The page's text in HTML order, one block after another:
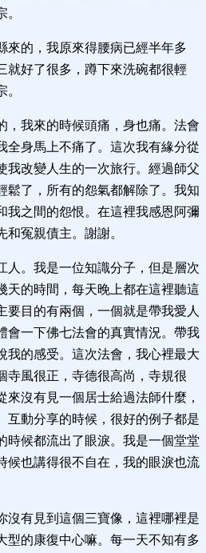
來的，我原來得腰病已經半年多
就好了很多，蹲下來洗碗都很輕
，我來的時候頭痛，身也痛。法會
全身馬上不痛了。這次我有緣分從
我改變人生的一次旅行。經過師父
鬆了，所有的怨氣都解除了。我知
我之間的怨恨。在這裡我感恩阿彌
和冤親債主。謝謝。
人。我是一位知識分子，但是層次
天的時間，每天晚上都在這裡聽這
要目的有兩個，一個就是帶我愛人
會一下佛七法會的真實情況。帶我
我的感受。這次法會，我心裡最大
寺風很正，寺德很高尚，寺規很
來沒有見一個居士給過法師什麼，
互動分享的時候，很好的例子都是
時候都流出了眼淚。我是一個堂堂
候也講得很不自在，我的眼淚也流
沒有見到這個三寶像，這裡哪裡是
型的康復中心嘛。每一天不知有多